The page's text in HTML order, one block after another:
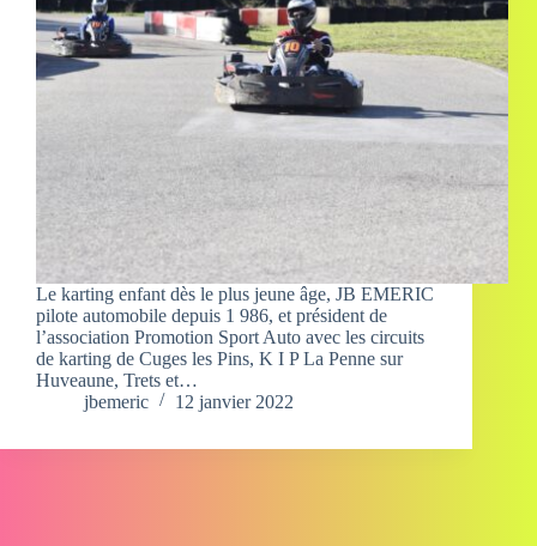
Le karting enfant dès le plus jeune âge, JB EMERIC
pilote automobile depuis 1 986, et président de
l’association Promotion Sport Auto avec les circuits
de karting de Cuges les Pins, K I P La Penne sur
Huveaune, Trets et…
jbemeric
12 janvier 2022